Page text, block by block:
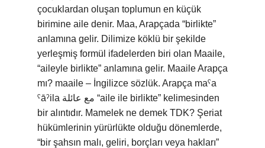
çocuklardan oluşan toplumun en küçük
birimine aile denir. Maa, Arapçada “birlikte”
anlamına gelir. Dilimize köklü bir şekilde
yerleşmiş formül ifadelerden biri olan Maaile,
“aileyle birlikte” anlamına gelir. Maaile Arapça
mı? maaile – İngilizce sözlük. Arapça maˁa
ˁāˀila مع عائلة “aile ile birlikte” kelimesinden
bir alıntıdır. Mamelek ne demek TDK? Şeriat
hükümlerinin yürürlükte olduğu dönemlerde,
“bir şahsın malı, geliri, borçları veya hakları”